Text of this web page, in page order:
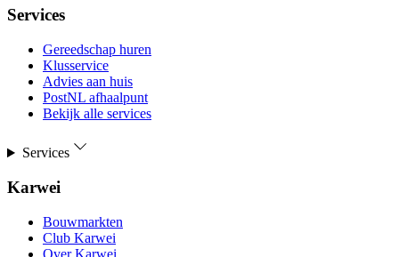
Services
Gereedschap huren
Klusservice
Advies aan huis
PostNL afhaalpunt
Bekijk alle services
Services
Karwei
Bouwmarkten
Club Karwei
Over Karwei